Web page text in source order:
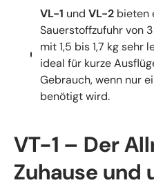
VL-1 und VL-2bieten
Sauerstoffzufuhr von
mit 1,5 bis 1,7 kg sehr
ideal für kurze
Gebrauch, wenn nur
benötigt wird.
VT-1 – Der
Zuhause und